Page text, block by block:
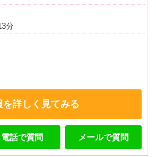
分
を詳しく見てみる
電話で質問 メールで質問